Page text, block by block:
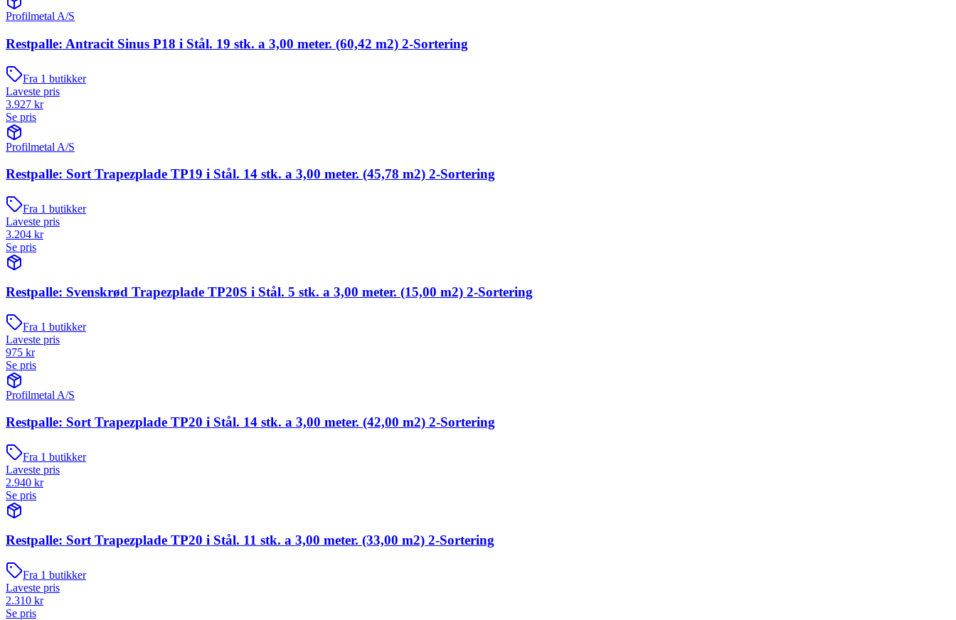
Profilmetal A/S
Restpalle: Antracit Sinus P18 i Stål. 19 stk. a 3,00 meter. (60,42 m2) 2-Sortering
Fra 1 butikker
Laveste pris
3.927 kr
Se pris
Profilmetal A/S
Restpalle: Sort Trapezplade TP19 i Stål. 14 stk. a 3,00 meter. (45,78 m2) 2-Sortering
Fra 1 butikker
Laveste pris
3.204 kr
Se pris
Restpalle: Svenskrød Trapezplade TP20S i Stål. 5 stk. a 3,00 meter. (15,00 m2) 2-Sortering
Fra 1 butikker
Laveste pris
975 kr
Se pris
Profilmetal A/S
Restpalle: Sort Trapezplade TP20 i Stål. 14 stk. a 3,00 meter. (42,00 m2) 2-Sortering
Fra 1 butikker
Laveste pris
2.940 kr
Se pris
Restpalle: Sort Trapezplade TP20 i Stål. 11 stk. a 3,00 meter. (33,00 m2) 2-Sortering
Fra 1 butikker
Laveste pris
2.310 kr
Se pris